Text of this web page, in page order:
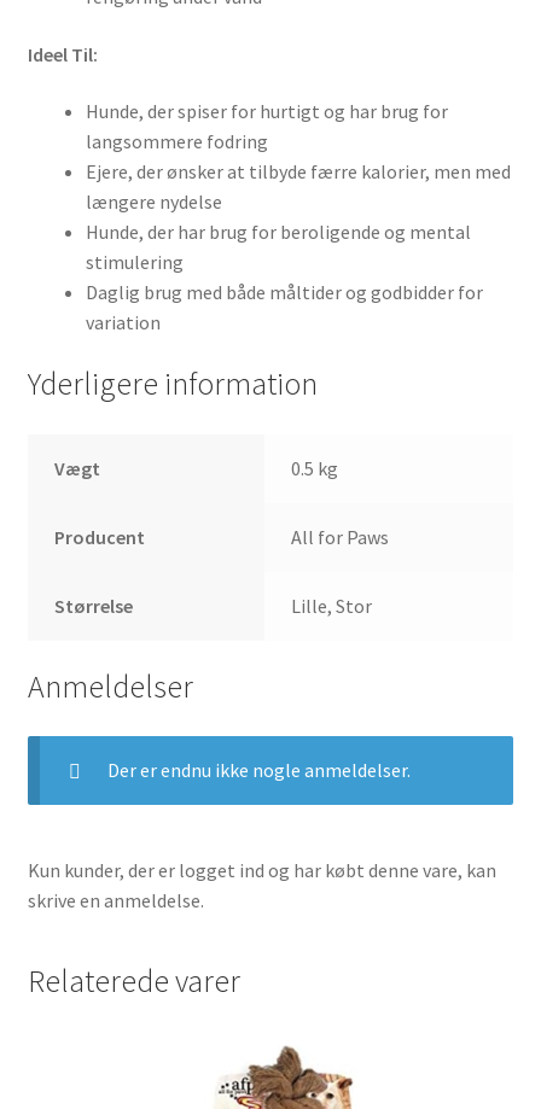
Ideel Til:
Hunde, der spiser for hurtigt og har brug for
langsommere fodring
Ejere, der ønsker at tilbyde færre kalorier, men med
længere nydelse
Hunde, der har brug for beroligende og mental
stimulering
Daglig brug med både måltider og godbidder for
variation
Yderligere information
Vægt 0.5 kg
Producent All for Paws
Størrelse Lille, Stor
Anmeldelser
Der er endnu ikke nogle anmeldelser.
Kun kunder, der er logget ind og har købt denne vare, kan
skrive en anmeldelse.
Relaterede varer